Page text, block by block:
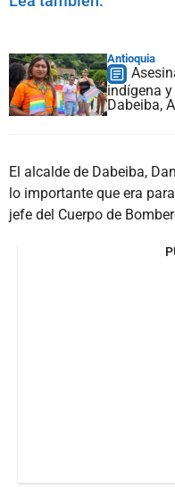
Antioquia
indígena
Dabeiba,
El alcalde de Dabeiba,
lo importante que era
jefe del Cuerpo de